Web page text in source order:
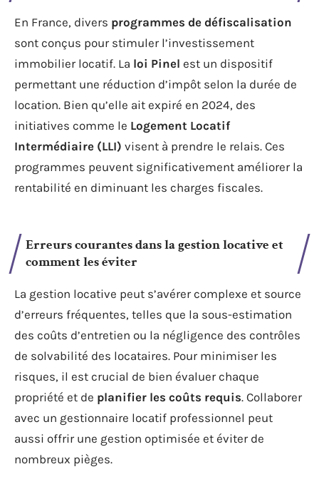
En France, divers programmes de défiscalisation
sont conçus pour stimuler l’investissement
immobilier locatif. La loi Pinel est un dispositif
permettant une réduction d’impôt selon la durée de
location. Bien qu’elle ait expiré en 2024, des
initiatives comme le Logement Locatif
Intermédiaire (LLI) visent à prendre le relais. Ces
programmes peuvent significativement améliorer la
rentabilité en diminuant les charges fiscales.
Erreurs courantes dans la gestion locative et
comment les éviter
La gestion locative peut s’avérer complexe et source
d’erreurs fréquentes, telles que la sous-estimation
des coûts d’entretien ou la négligence des contrôles
de solvabilité des locataires. Pour minimiser les
risques, il est crucial de bien évaluer chaque
propriété et de planifier les coûts requis. Collaborer
avec un gestionnaire locatif professionnel peut
aussi offrir une gestion optimisée et éviter de
nombreux pièges.